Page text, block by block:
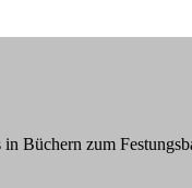
Büchern zum